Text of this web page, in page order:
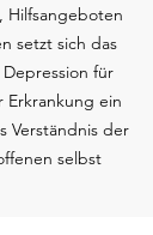
Hilfsangeboten
setzt sich das
für
ein
Verständnis der
selbst